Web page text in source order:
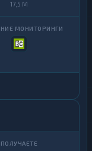
17,5 M